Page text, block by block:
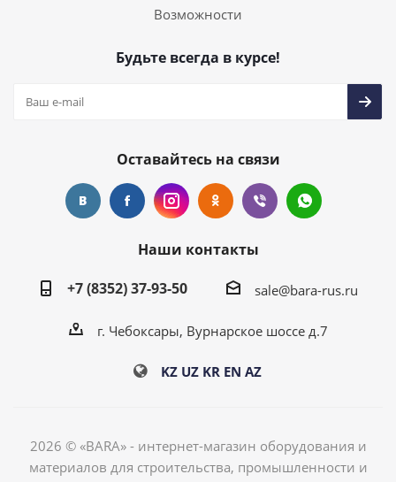
Возможности
Будьте всегда в курсе!
Оставайтесь на связи
Наши контакты
+7 (8352) 37-93-50
sale@bara-rus.ru
г. Чебоксары, Вурнарское шоссе д.7
KZ UZ KR EN AZ
2026 © «BARA» - интернет-магазин оборудования и
материалов для строительства, промышленности и